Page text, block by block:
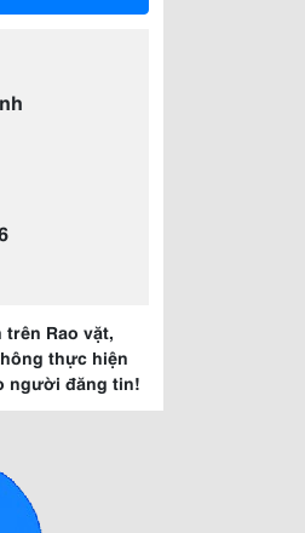
trên Rao vặt,
thực hiện
người đăng tin!